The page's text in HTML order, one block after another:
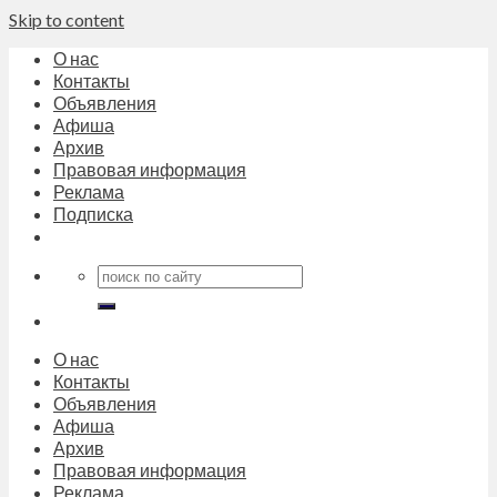
Skip to content
О нас
Контакты
Объявления
Афиша
Архив
Правовая информация
Реклама
Подписка
О нас
Контакты
Объявления
Афиша
Архив
Правовая информация
Реклама